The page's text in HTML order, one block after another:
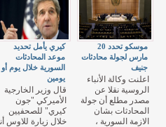
كيري يأمل تحديد
موعد المحادثات
السورية خلال يوم أو
يومين
قال وزير الخارجية
الأميركي "جون
كيري" للصحفيين
خلال زيارة للاوس
موسكو تحدد 20
مارس لجولة محادثات
جنيف
اعلنت وكالة الأنباء
الروسية نقلا عن
مصدر مطلع أن جولة
المحادثات بشان
الازمة السورية ،